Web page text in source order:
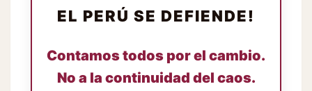
EL PERÚ SE DEFIENDE!
Contamos todos por el cambio.
No a la continuidad del caos.